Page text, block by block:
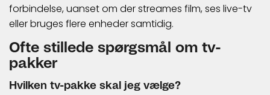
forbindelse, uanset om der streames film, ses live-tv
eller bruges flere enheder samtidig.
Ofte stillede spørgsmål om tv-
pakker
Hvilken tv-pakke skal jeg vælge?